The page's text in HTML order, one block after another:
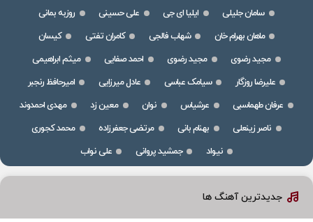
سامان جلیلی
ایلیا ای جی علی حسینی
روزبه بمانی
ماهان بهرام خان
شهاب فالجی کامران تفتی
کیسان
مجید رضوی
مجید رضوی احمد صفایی
میثم ابراهیمی
علیرضا روزگار
سیامک عباسی عادل میرزایی
امیرحافظ رنجبر
عرفان طهماسبی
عرشیاس نوان معین زد
مهدی احمدوند
ناصر زینعلی
بهنام بانی مرتضی جعفرزاده
محمد کجوری
نیواد
جمشید پروانی علی نواب
جدیدترین آهنگ ها